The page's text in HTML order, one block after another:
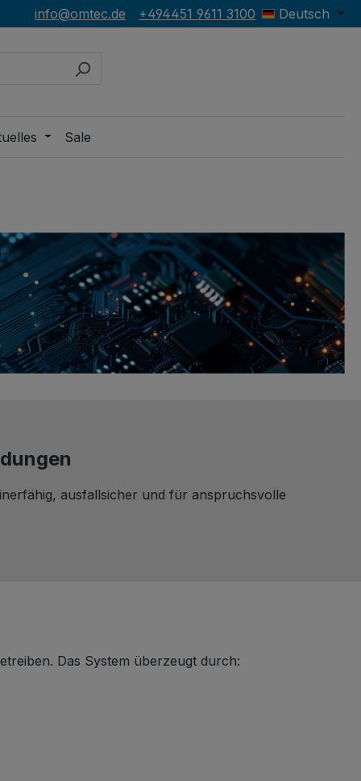
info@omtec.de +494451 9611 3100 Deutsch
Sale
ausfallsicher und für anspruchsvolle
Das System überzeugt durch: